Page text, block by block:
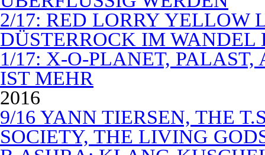
2/17: RED LORRY YELLOW
DÜSTERROCK IM WANDEL
1/17: X-O-PLANET,
IST MEHR
2016
9/16 YANN TIERSEN, THE
SOCIETY, THE LIVING